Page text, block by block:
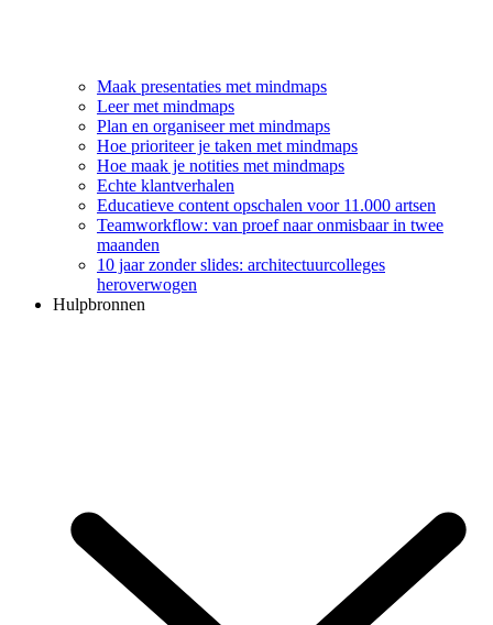
Maak presentaties met mindmaps
Leer met mindmaps
Plan en organiseer met mindmaps
Hoe prioriteer je taken met mindmaps
Hoe maak je notities met mindmaps
Echte klantverhalen
Educatieve content opschalen voor 11.000 artsen
Teamworkflow: van proef naar onmisbaar in twee
maanden
10 jaar zonder slides: architectuurcolleges
heroverwogen
Hulpbronnen